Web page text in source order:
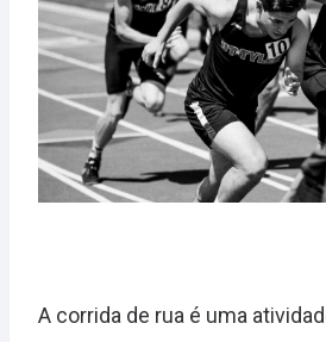
A corrida de rua é uma